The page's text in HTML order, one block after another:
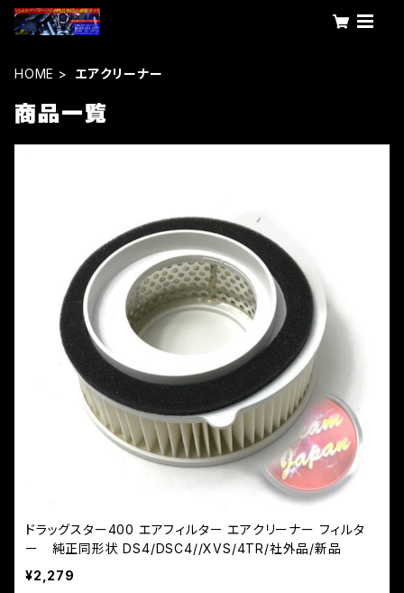
HOME エアクリーナー
商品一覧
ドラッグスター400 エアフィルター エアクリーナー フィルタ
ー 純正同形状 DS4/DSC4//XVS/4TR/社外品/新品
¥2,279